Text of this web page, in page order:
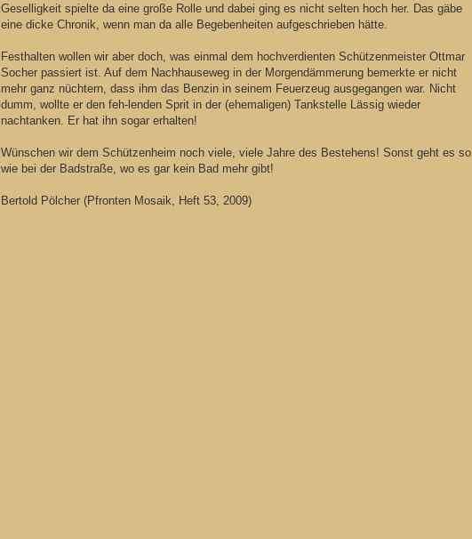
Geselligkeit spielte da eine große Rolle und dabei ging es nicht selten hoch her. Das gäbe
eine dicke Chronik, wenn man da alle Begebenheiten aufgeschrieben hätte.
Festhalten wollen wir aber doch, was einmal dem hochverdienten Schützenmeister Ottmar
Socher passiert ist. Auf dem Nachhauseweg in der Morgendämmerung bemerkte er nicht
mehr ganz nüchtern, dass ihm das Benzin in seinem Feuerzeug ausgegangen war. Nicht
dumm, wollte er den feh-lenden Sprit in der (ehemaligen) Tankstelle Lässig wieder
nachtanken. Er hat ihn sogar erhalten!
Wünschen wir dem Schützenheim noch viele, viele Jahre des Bestehens! Sonst geht es so
wie bei der Badstraße, wo es gar kein Bad mehr gibt!
Bertold Pölcher (Pfronten Mosaik, Heft 53, 2009)